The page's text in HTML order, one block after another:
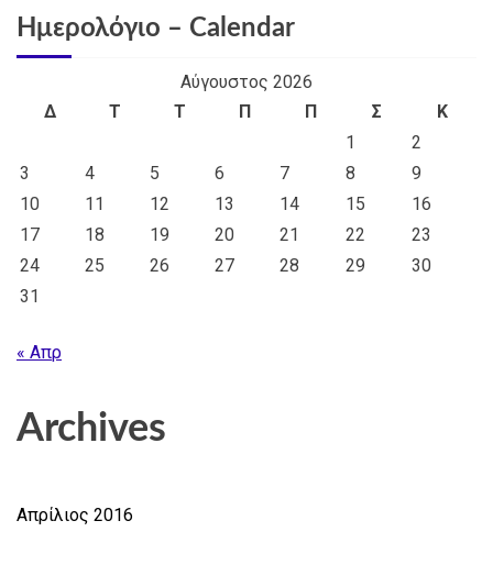
Ημερολόγιο – Calendar
Αύγουστος 2026
Δ
Τ Τ Π Π Σ
Κ
1
2
3
4 5 6 7 8
9
10
11 12 13 14 15
16
17
18 19 20 21 22
23
24
25 26 27 28 29
30
31
« Απρ
Archives
Απρίλιος 2016